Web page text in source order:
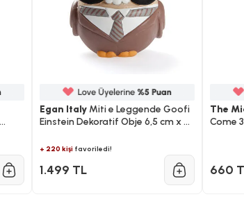
Egan ItalyMiti e Leggende Goofi
Einstein Dekoratif Obje 6,5 cm x 9
+ 220 kişifavoriledi!
1.499 TL
The
Come
660